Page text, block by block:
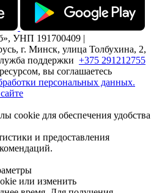
УНП 191700409 |
г. Минск, улица Толбухина, 2,
поддержки +375 291212755
вы соглашаетесь
персональных данных.
cookie для обеспечения удобства
и предоставления
или изменить